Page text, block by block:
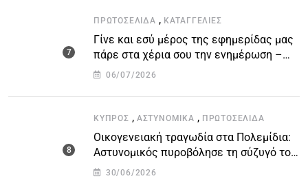
ΠΡΩΤΟΣΈΛΙΔΑ , ΚΑΤΑΓΓΕΛΙΕΣ
Γίνε και εσύ μέρος της εφημερίδας μας
πάρε στα χέρια σου την ενημέρωση –
στείλε το δικό σου άρθρο την δική σου
06/07/2026
ΚΎΠΡΟΣ , ΑΣΤΥΝΟΜΙΚΆ , ΠΡΩΤΟΣΈΛΙΔΑ
Οικογενειακή τραγωδία στα Πολεμίδια:
Αστυνομικός πυροβόλησε τη σύζυγό του
και αυτοκτόνησε
30/06/2026